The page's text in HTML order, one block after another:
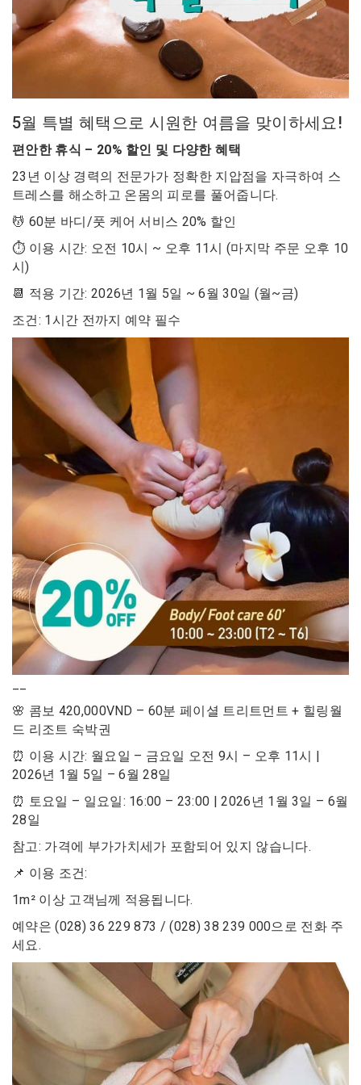
5월 특별 혜택으로 시원한 여름을 맞이하세요!
편안한 휴식 – 20% 할인 및 다양한 혜택
23년 이상 경력의 전문가가 정확한 지압점을 자극하여 스
트레스를 해소하고 온몸의 피로를 풀어줍니다.
💆 60분 바디/풋 케어 서비스 20% 할인
⏱ 이용 시간: 오전 10시 ~ 오후 11시 (마지막 주문 오후 10
시)
📆 적용 기간: 2026년 1월 5일 ~ 6월 30일 (월~금)
조건: 1시간 전까지 예약 필수
🌸 콤보 420,000VND – 60분 페이셜 트리트먼트 + 힐링월
드 리조트 숙박권
⏰ 이용 시간: 월요일 – 금요일 오전 9시 – 오후 11시 |
2026년 1월 5일 – 6월 28일
⏰ 토요일 – 일요일: 16:00 – 23:00 | 2026년 1월 3일 – 6월
28일
참고: 가격에 부가가치세가 포함되어 있지 않습니다.
📌 이용 조건:
1m² 이상 고객님께 적용됩니다.
예약은 (028) 36 229 873 / (028) 38 239 000으로 전화 주
세요.